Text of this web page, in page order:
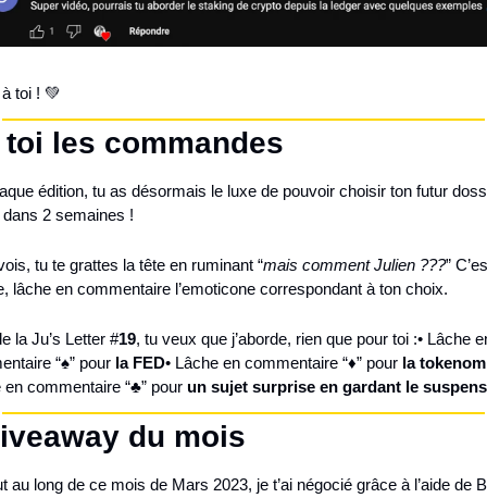
toi ! 💚
toi les commandes
édition, tu as désormais le luxe de pouvoir choisir ton futur
dans 2 semaines !
tu te grattes la tête en ruminant “mais comment Julien ???”
lâche en commentaire l’emoticone correspondant à ton choix.
la Ju’s Letter #19, tu veux que j’aborde, rien que pour toi :• Lâche
“♠” pour la FED• Lâche en commentaire “♦” pour la
en commentaire “♣” pour un sujet surprise en gardant le suspens
du mois
au long de ce mois de Mars 2023, je t’ai négocié grâce à l’aide de